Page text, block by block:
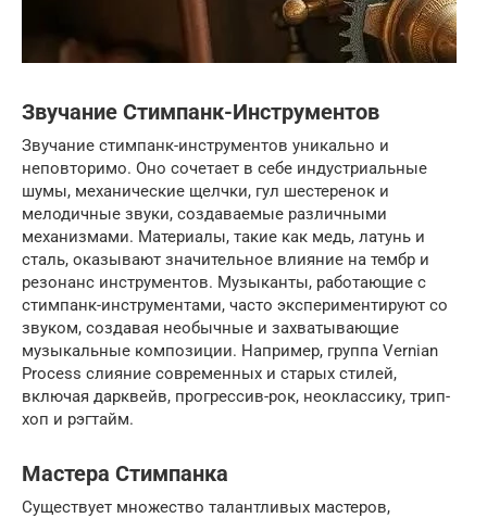
Звучание Стимпанк-Инструментов
Звучание стимпанк-инструментов уникально и
неповторимо. Оно сочетает в себе индустриальные
шумы, механические щелчки, гул шестеренок и
мелодичные звуки, создаваемые различными
механизмами. Материалы, такие как медь, латунь и
сталь, оказывают значительное влияние на тембр и
резонанс инструментов. Музыканты, работающие с
стимпанк-инструментами, часто экспериментируют со
звуком, создавая необычные и захватывающие
музыкальные композиции. Например, группа Vernian
Process слияние современных и старых стилей,
включая дарквейв, прогрессив-рок, неоклассику, трип-
хоп и рэгтайм.
Мастера Стимпанка
Существует множество талантливых мастеров,